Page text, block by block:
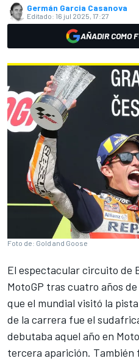
Germán Garcia Casanova
Editado: 16 jul 2025, 17:27
AÑADIR COMO
Foto de: Gold and Goose
El espectacular circuito de
MotoGP tras cuatro años
que el mundial visitó la
de la carrera fue el
debutaba aquel año en
tercera aparición.